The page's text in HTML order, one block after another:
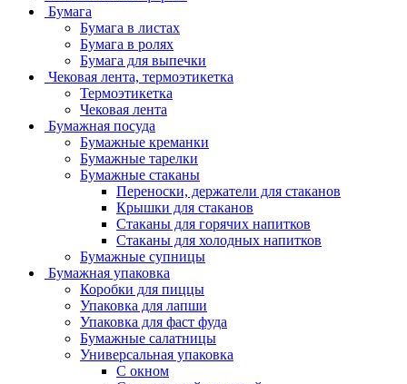
Бумага
Бумага в листах
Бумага в ролях
Бумага для выпечки
Чековая лента, термоэтикетка
Термоэтикетка
Чековая лента
Бумажная посуда
Бумажные креманки
Бумажные тарелки
Бумажные стаканы
Переноски, держатели для стаканов
Крышки для стаканов
Стаканы для горячих напитков
Стаканы для холодных напитков
Бумажные супницы
Бумажная упаковка
Коробки для пиццы
Упаковка для лапши
Упаковка для фаст фуда
Бумажные салатницы
Универсальная упаковка
С окном